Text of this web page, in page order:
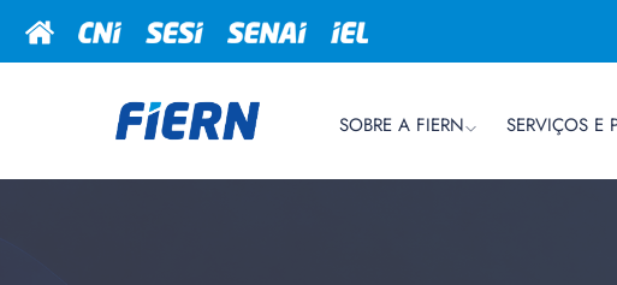
SOBRE A FIERN SERVIÇOS E